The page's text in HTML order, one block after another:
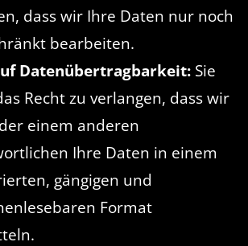
dass wir Ihre Daten nur noch
bearbeiten.
Datenübertragbarkeit:Sie
Recht zu verlangen, dass wir
einem anderen
Ihre Daten in einem
gängigen und
Format